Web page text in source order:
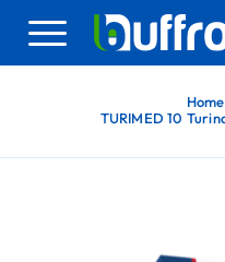
Home
TURIMED 10